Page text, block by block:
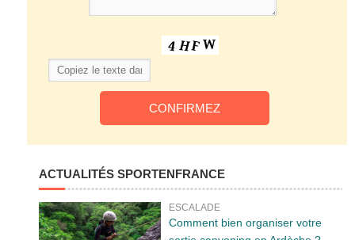
ACTUALITÉS SPORTENFRANCE
ESCALADE
Comment bien organiser votre